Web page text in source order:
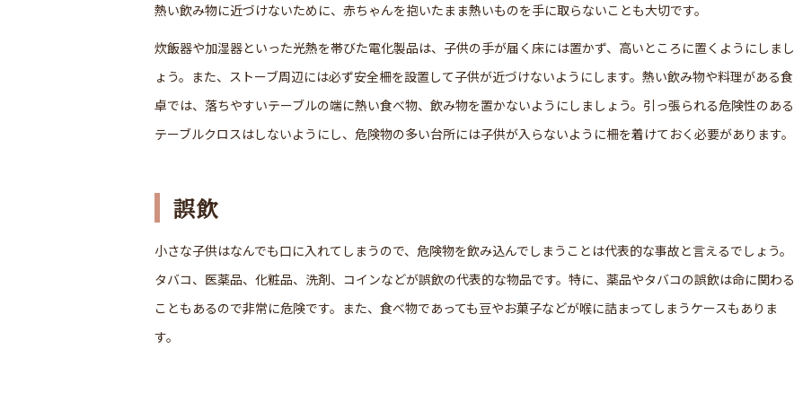
熱い飲み物に近づけないために、赤ちゃんを抱いたまま熱いものを手に取らないことも大切です。
炊飯器や加湿器といった光熱を帯びた電化製品は、子供の手が届く床には置かず、高いところに置くようにしまし
ょう。また、ストーブ周辺には必ず安全柵を設置して子供が近づけないようにします。熱い飲み物や料理がある食
卓では、落ちやすいテーブルの端に熱い食べ物、飲み物を置かないようにしましょう。引っ張られる危険性のある
テーブルクロスはしないようにし、危険物の多い台所には子供が入らないように柵を着けておく必要があります。
誤飲
小さな子供はなんでも口に入れてしまうので、危険物を飲み込んでしまうことは代表的な事故と言えるでしょう。
タバコ、医薬品、化粧品、洗剤、コインなどが誤飲の代表的な物品です。特に、薬品やタバコの誤飲は命に関わる
こともあるので非常に危険です。また、食べ物であっても豆やお菓子などが喉に詰まってしまうケースもありま
す。